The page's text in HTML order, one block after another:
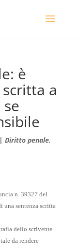
è
a
| Diritto penale,
n. 39327 del
sentenza scritta
dello scrivente
da rendere